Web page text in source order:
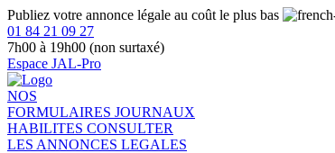
Publiez votre annonce légale au coût le plus bas
01 84 21 09 27
7h00 à 19h00 (non surtaxé)
Espace JAL-Pro
NOS
FORMULAIRES JOURNAUX
HABILITES CONSULTER
LES ANNONCES LEGALES